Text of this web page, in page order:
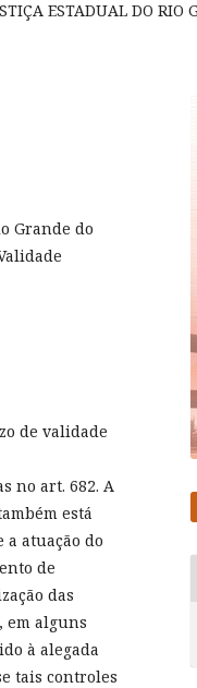
ESTADUAL DO RIO
Grande do
de validade
no art. 682. A
está
a atuação do
de
das
em alguns
à alegada
tais controles